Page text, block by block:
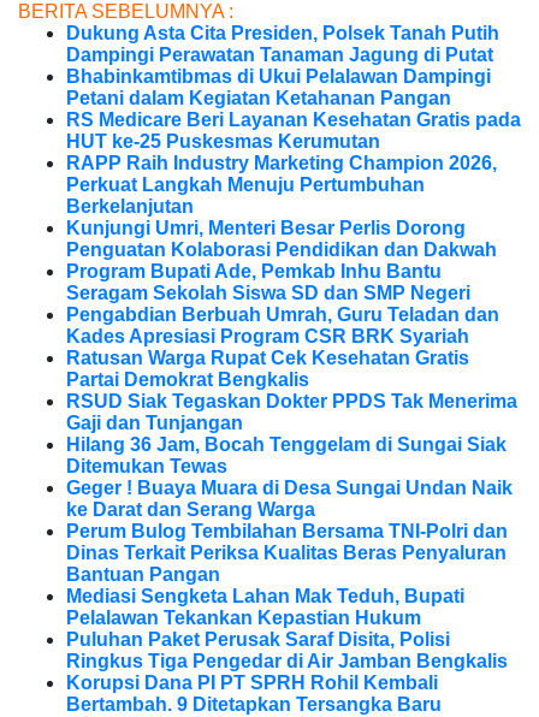
BERITA SEBELUMNYA :
Dukung Asta Cita Presiden, Polsek Tanah Putih
Dampingi Perawatan Tanaman Jagung di Putat
Bhabinkamtibmas di Ukui Pelalawan Dampingi
Petani dalam Kegiatan Ketahanan Pangan
RS Medicare Beri Layanan Kesehatan Gratis pada
HUT ke-25 Puskesmas Kerumutan
RAPP Raih Industry Marketing Champion 2026,
Perkuat Langkah Menuju Pertumbuhan
Berkelanjutan
Kunjungi Umri, Menteri Besar Perlis Dorong
Penguatan Kolaborasi Pendidikan dan Dakwah
Program Bupati Ade, Pemkab Inhu Bantu
Seragam Sekolah Siswa SD dan SMP Negeri
Pengabdian Berbuah Umrah, Guru Teladan dan
Kades Apresiasi Program CSR BRK Syariah
Ratusan Warga Rupat Cek Kesehatan Gratis
Partai Demokrat Bengkalis
RSUD Siak Tegaskan Dokter PPDS Tak Menerima
Gaji dan Tunjangan
Hilang 36 Jam, Bocah Tenggelam di Sungai Siak
Ditemukan Tewas
Geger ! Buaya Muara di Desa Sungai Undan Naik
ke Darat dan Serang Warga
Perum Bulog Tembilahan Bersama TNI-Polri dan
Dinas Terkait Periksa Kualitas Beras Penyaluran
Bantuan Pangan
Mediasi Sengketa Lahan Mak Teduh, Bupati
Pelalawan Tekankan Kepastian Hukum
Puluhan Paket Perusak Saraf Disita, Polisi
Ringkus Tiga Pengedar di Air Jamban Bengkalis
Korupsi Dana PI PT SPRH Rohil Kembali
Bertambah. 9 Ditetapkan Tersangka Baru